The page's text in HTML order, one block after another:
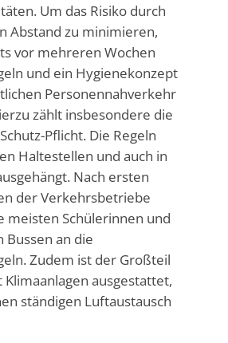
Um das Risiko durch
Abstand zu minimieren,
vor mehreren Wochen
und ein Hygienekonzept
Personennahverkehr
zählt insbesondere die
Pflicht. Die Regeln
Haltestellen und auch in
Nach ersten
der Verkehrsbetriebe
meisten Schülerinnen und
Bussen an die
Zudem ist der Großteil
Klimaanlagen ausgestattet,
ständigen Luftaustausch